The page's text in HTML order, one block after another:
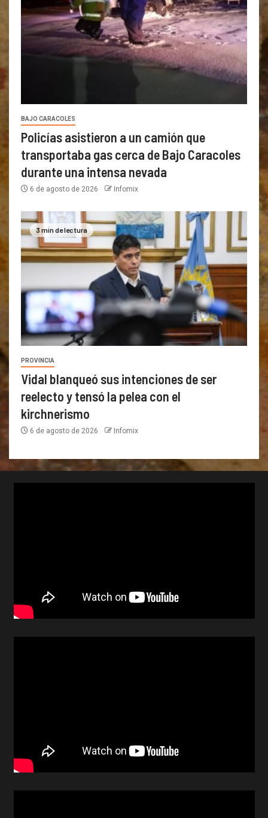
BAJO CARACOLES
Policías asistieron a un camión que
transportaba gas cerca de Bajo Caracoles
durante una intensa nevada
6 de agosto de 2026 Infomix
3 min de lectura
PROVINCIA
Vidal blanqueó sus intenciones de ser
reelecto y tensó la pelea con el
kirchnerismo
6 de agosto de 2026 Infomix